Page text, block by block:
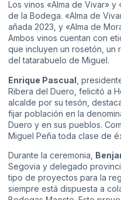
Los vinos «Alma de Vivar» y
de la Bodega. «Alma de
añada 2023, y «Alma de
Ambos vinos cuentan con
que incluyen un rosetón, un
del tatarabuelo de Miguel.
Enrique Pascual ,
Ribera del Duero, felicitó a
alcalde por su tesón,
fijar población en la
Duero y en sus pueblos.
Miguel Peña toda clase de
Durante la ceremonia,
Segovia y delegado
tipo de proyectos para la
siempre está dispuesta a